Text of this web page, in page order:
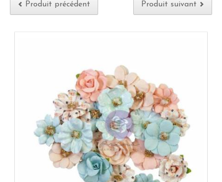
Produit précédent Produit suivant